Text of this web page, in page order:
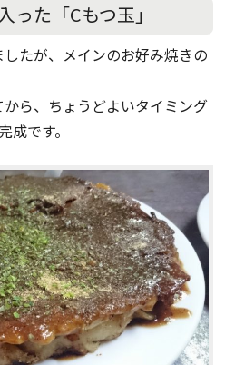
った「Cもつ玉」
たが、メインのお好み焼きの
ら、ちょうどよいタイミング
成です。